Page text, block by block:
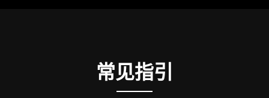
常见指引